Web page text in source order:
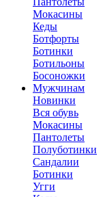
Мокасины
Кеды
Ботфорты
Ботинки
Ботильоны
Босоножки
Мужчинам
Новинки
Вся обувь
Мокасины
Пантолеты
Полуботинки
Сандалии
Ботинки
Угги